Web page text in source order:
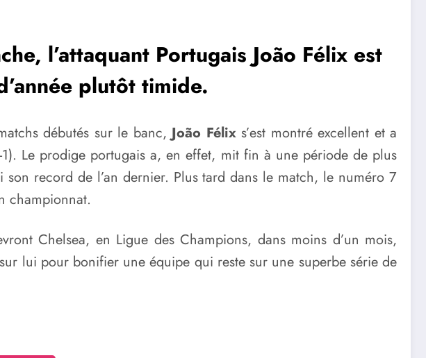
l’attaquant Portugais João Félix est
plutôt timide.
débutés sur le banc,João Félix s’est montré excellent et a
Le prodige portugais a, en effet, mit fin à une période de plus
record de l’an dernier. Plus tard dans le match, le numéro 7
championnat.
Chelsea, en Ligue des Champions, dans moins d’un mois,
lui pour bonifier une équipe qui reste sur une superbe série de